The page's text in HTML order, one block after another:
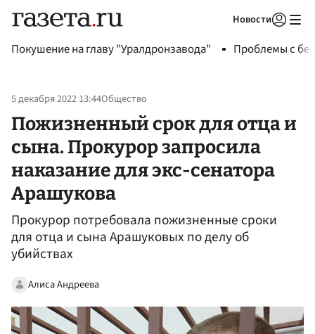
Новости
Покушение на главу "Уралдронзавода" Проблемы с
5 декабря 2022 13:44Общество
Пожизненный срок для отца и
сына. Прокурор запросила
наказание для экс-сенатора
Арашукова
Прокурор потребовала пожизненные сроки
для отца и сына Арашуковых по делу об
убийствах
Алиса Андреева